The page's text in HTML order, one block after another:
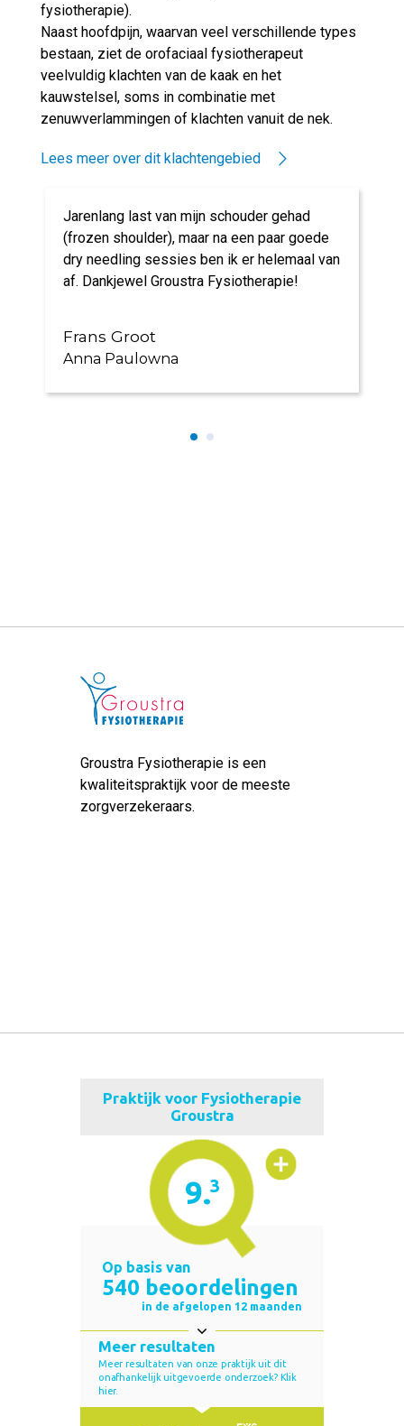
fysiotherapie).
Naast hoofdpijn, waarvan veel verschillende types
bestaan, ziet de orofaciaal fysiotherapeut
veelvuldig klachten van de kaak en het
kauwstelsel, soms in combinatie met
zenuwverlammingen of klachten vanuit de nek.
Lees meer over dit klachtengebied
Jarenlang last van mijn schouder gehad
(frozen shoulder), maar na een paar goede
dry needling sessies ben ik er helemaal van
af. Dankjewel Groustra Fysiotherapie!
Frans Groot
Anna Paulowna
Groustra Fysiotherapie is een
kwaliteitspraktijk voor de meeste
zorgverzekeraars.